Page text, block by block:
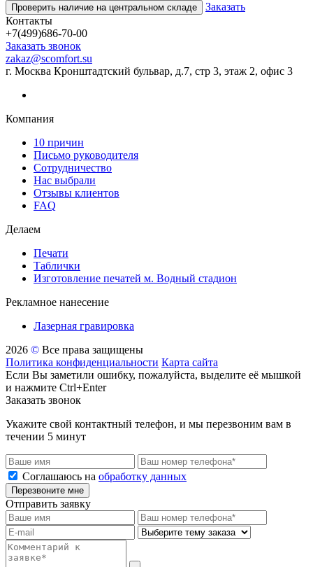
Проверить наличие на центральном складе
Заказать
Контакты
+7(499)686-70-00
Заказать звонок
zakaz@scomfort.su
г. Москва Кронштадтский бульвар, д.7, стр 3, этаж 2, офис 3
Компания
10 причин
Письмо руководителя
Сотрудничество
Нас выбрали
Отзывы клиентов
FAQ
Делаем
Печати
Таблички
Изготовление печатей м. Водный стадион
Рекламное нанесение
Лазерная гравировка
2026 © Все права защищены
Политика конфиденциальности Карта сайта
Если Вы заметили ошибку, пожалуйста, выделите её мышкой
и нажмите Ctrl+Enter
Заказать звонок
Укажите свой контактный телефон, и мы перезвоним вам в
течении 5 минут
Соглашаюсь на обработку данных
Перезвоните мне
Отправить заявку